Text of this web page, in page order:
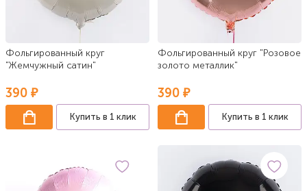
Фольгированный круг
"Жемчужный сатин"
390 ₽
Купить в 1 клик
Фольгированный круг "Розовое
золото металлик"
390 ₽
Купить в 1 клик